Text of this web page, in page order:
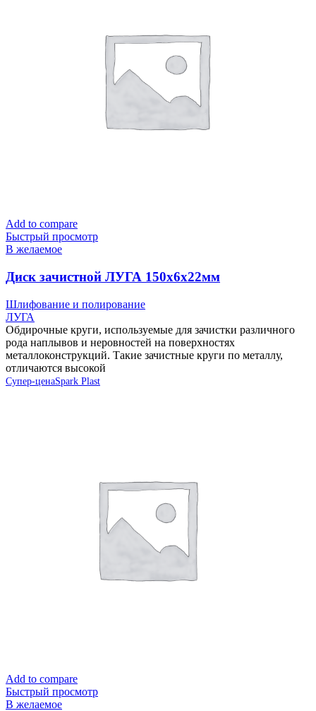
Add to compare
Быстрый просмотр
В желаемое
Диск зачистной ЛУГА 150х6х22мм
Шлифование и полирование
ЛУГА
Обдирочные круги, используемые для зачистки различного
рода наплывов и неровностей на поверхностях
металлоконструкций. Такие зачистные круги по металлу,
отличаются высокой
Супер-ценаSpark Plast
Add to compare
Быстрый просмотр
В желаемое